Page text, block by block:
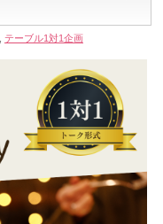
テーブル1対1企画